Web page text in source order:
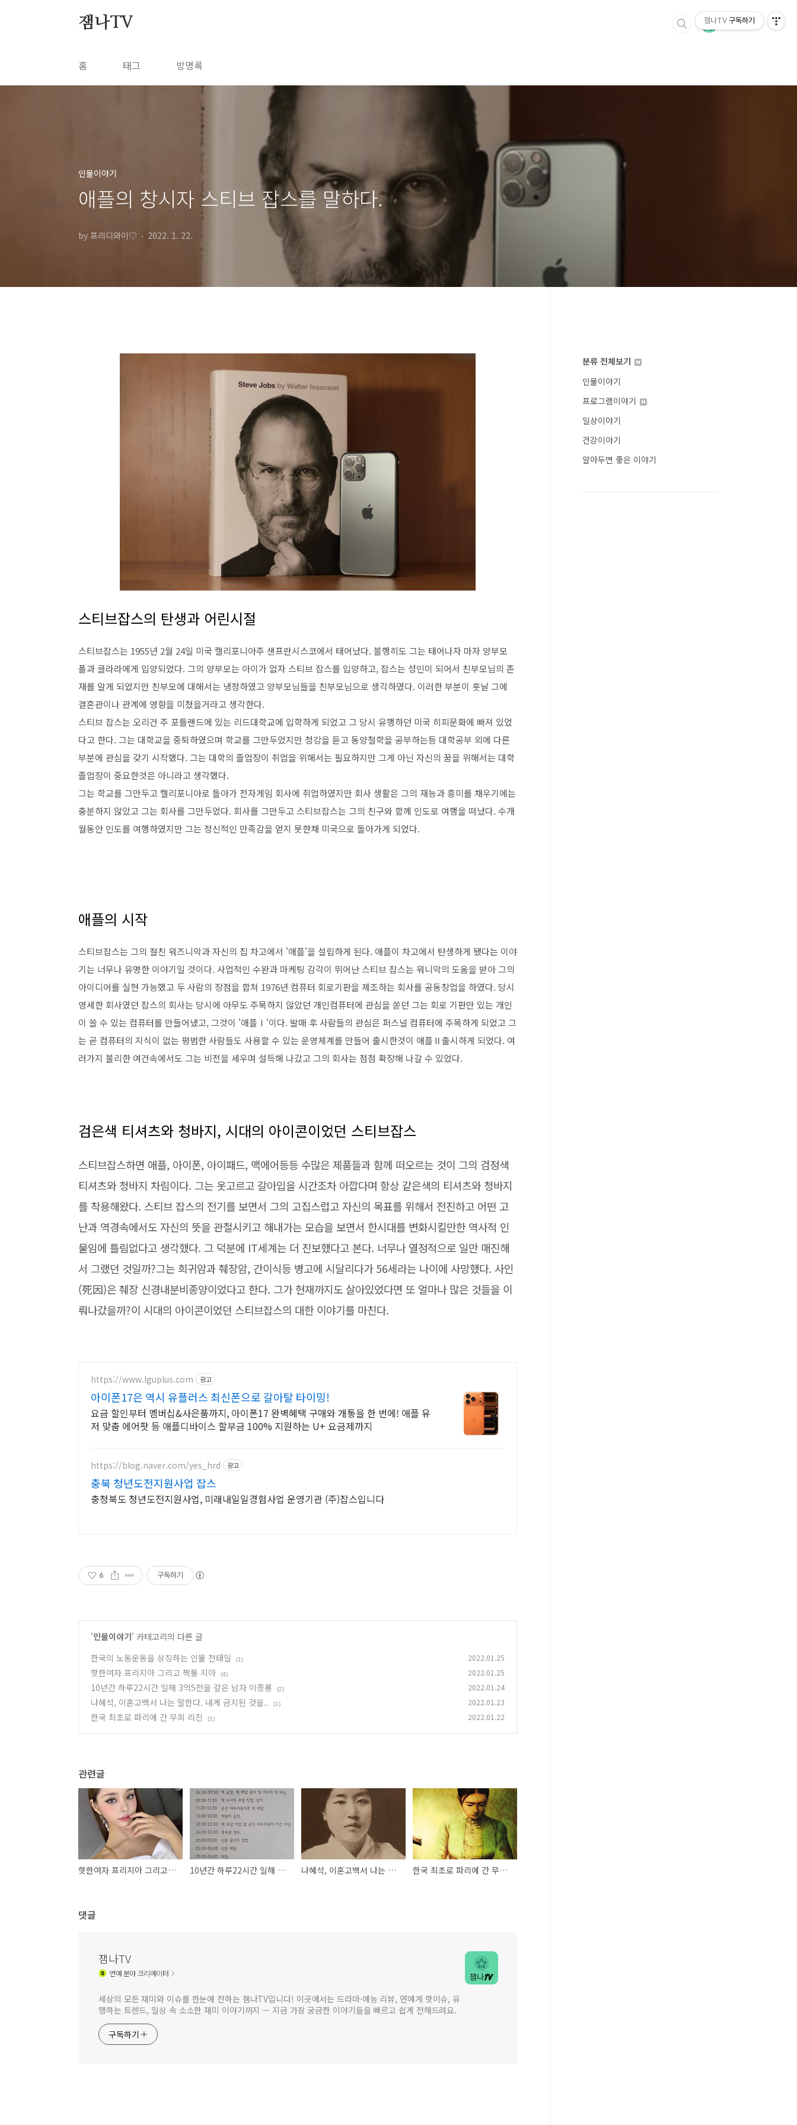
잼나TV
홈 태그 방명록
인물이야기
애플의 창시자 스티브 잡스를 말하다.
by 프리디와이♡ 2022. 1. 22.
스티브잡스의 탄생과 어린시절
스티브잡스는 1955년 2월 24일 미국 캘리포니아주 샌프란시스코에서 태어났다. 불행히도 그는 태어나자 마자 양부모
폴과 클라라에게 입양되었다. 그의 양부모는 아이가 없자 스티브 잡스를 입양하고, 잡스는 성인이 되어서 친부모님의 존
재를 알게 되었지만 친부모에 대해서는 냉정하였고 양부모님들을 친부모님으로 생각하였다. 이러한 부분이 훗날 그에
결혼관이나 관계에 영향을 미쳤을거라고 생각한다.
스티브 잡스는 오리건 주 포틀랜드에 있는 리드대학교에 입학하게 되었고 그 당시 유행하던 미국 히피문화에 빠져 있었
다고 한다. 그는 대학교을 중퇴하였으며 학교를 그만두었지만 청강을 듣고 동양철학을 공부하는등 대학공부 외에 다른
부분에 관심을 갖기 시작했다. 그는 대학의 졸업장이 취업을 위해서는 필요하지만 그게 아닌 자신의 꿈을 위해서는 대학
졸업장이 중요한것은 아니라고 생각했다.
그는 학교를 그만두고 캘리포니아로 돌아가 전자게임 회사에 취업하였지만 회사 생활은 그의 재능과 흥미를 채우기에는
충분하지 않았고 그는 회사를 그만두었다. 회사를 그만두고 스티브잡스는 그의 친구와 함께 인도로 여행을 떠났다. 수개
월동안 인도를 여행하였지만 그는 정신적인 만족감을 얻지 못한채 미국으로 돌아가게 되었다.
애플의 시작
스티브잡스는 그의 절친 워즈니악과 자신의 집 차고에서 '애플'을 설립하게 된다. 애플이 차고에서 탄생하게 됐다는 이야
기는 너무나 유명한 이야기일 것이다. 사업적인 수완과 마케팅 감각이 뛰어난 스티브 잡스는 워니악의 도움을 받아 그의
아이디어를 실현 가능했고 두 사람의 장점을 합쳐 1976년 컴퓨터 회로기판을 제조하는 회사를 공동창업을 하였다. 당시
영세한 회사였던 잡스의 회사는 당시에 아무도 주목하지 않았던 개인컴퓨터에 관심을 쏟던 그는 회로 기판만 있는 개인
이 쓸 수 있는 컴퓨터를 만들어냈고, 그것이 '애플Ⅰ'이다. 발매 후 사람들의 관심은 퍼스널 컴퓨터에 주목하게 되었고 그
는 곧 컴퓨터의 지식이 없는 평범한 사람들도 사용할 수 있는 운영체계를 만들어 출시한것이 애플Ⅱ출시하게 되었다. 여
러가지 불리한 여건속에서도 그는 비전을 세우며 설득해 나갔고 그의 회사는 점점 확장해 나갈 수 있었다.
검은색 티셔츠와 청바지, 시대의 아이콘이었던 스티브잡스
스티브잡스하면 애플, 아이폰, 아이패드, 맥에어등등 수많은 제품들과 함께 떠오르는 것이 그의 검정색
티셔츠와 청바지 차림이다. 그는 옷고르고 갈아입을 시간조차 아깝다며 항상 같은색의 티셔츠와 청바지
를 착용해왔다. 스티브 잡스의 전기를 보면서 그의 고집스럽고 자신의 목표를 위해서 전진하고 어떤 고
난과 역경속에서도 자신의 뜻을 관철시키고 해내가는 모습을 보면서 한시대를 변화시킬만한 역사적 인
물임에 틀림없다고 생각했다. 그 덕분에 IT세계는 더 진보했다고 본다. 너무나 열정적으로 일만 매진해
서 그랬던 것일까?그는 희귀암과 췌장암, 간이식등 병고에 시달리다가 56세라는 나이에 사망했다. 사인
(死因)은 췌장 신경내분비종양이었다고 한다. 그가 현재까지도 살아있었다면 또 얼마나 많은 것들을 이
뤄나갔을까?이 시대의 아이콘이었던 스티브잡스의 대한 이야기를 마친다.
https://www.lguplus.com 광고
아이폰17은 역시 유플러스 최신폰으로 갈아탈 타이밍!
요금 할인부터 멤버십&사은품까지, 아이폰17 완벽혜택 구매와 개통을 한 번에! 애플 유
저 맞춤 에어팟 등 애플디바이스 할부금 100% 지원하는 U+ 요금제까지
https://blog.naver.com/yes_hrd 광고
충북 청년도전지원사업 잡스
충청북도 청년도전지원사업, 미래내일일경험사업 운영기관 (주)잡스입니다
6 구독하기
'인물이야기' 카테고리의 다른 글
한국의 노동운동을 상징하는 인물 전태일
(1) 2022.01.25
핫한여자 프리지아 그리고 짝퉁 지아 (4) 2022.01.25
10년간 하루22시간 일해 3억5천을 갚은 남자 이종룡 (2) 2022.01.24
나혜석, 이혼고백서 나는 말한다. 내게 금지된 것을.. (1) 2022.01.23
한국 최초로 파리에 간 무희 리진 (1) 2022.01.22
관련글
핫한여자 프리지아 그리고 짝퉁 지아 10년간 하루22시간 일해 3억5천을 갚은 남자 이종룡 나혜석, 이혼고백서 나는 말한다. 내게 금지된 것을.. 한국 최초로 파리에 간 무희 리진
댓글
잼나TV
연예분야 크리에이터
세상의 모든 재미와 이슈를 한눈에 전하는 잼나TV입니다! 이곳에서는 드라마·예능 리뷰, 연예계 핫이슈, 유
행하는 트렌드, 일상 속 소소한 재미 이야기까지 — 지금 가장 궁금한 이야기들을 빠르고 쉽게 전해드려요.
구독하기
분류 전체보기
인물이야기
프로그램이야기
일상이야기
건강이야기
알아두면 좋은 이야기
잼나TV 구독하기